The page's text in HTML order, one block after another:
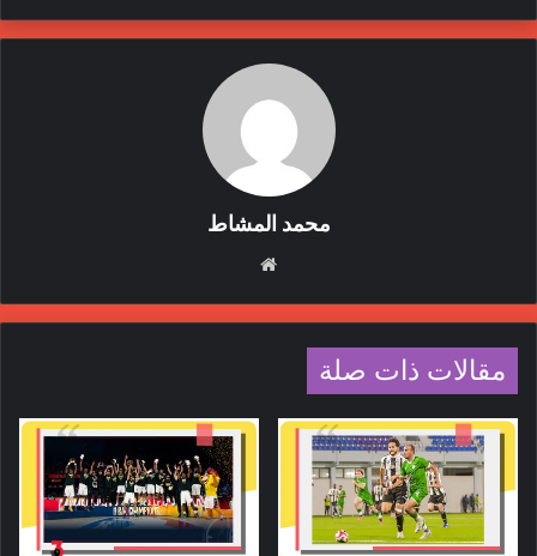
محمد المشاط
مقالات ذات صلة